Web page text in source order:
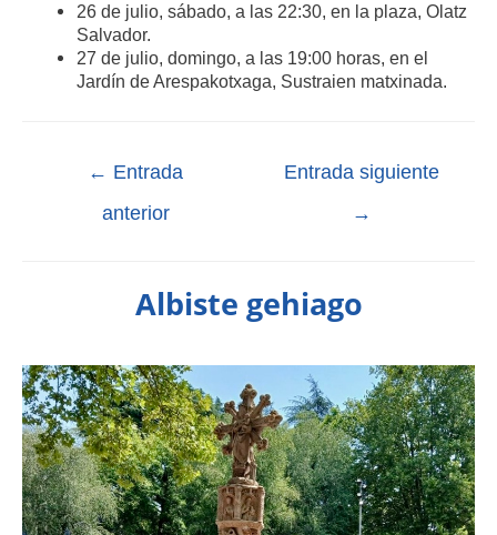
26 de julio, sábado, a las 22:30, en la plaza, Olatz
Salvador.​
27 de julio, domingo, a las 19:00 horas, en el
Jardín de Arespakotxaga, Sustraien​ matxinada.​
← Entrada
anterior
Entrada siguiente
→
Albiste gehiago